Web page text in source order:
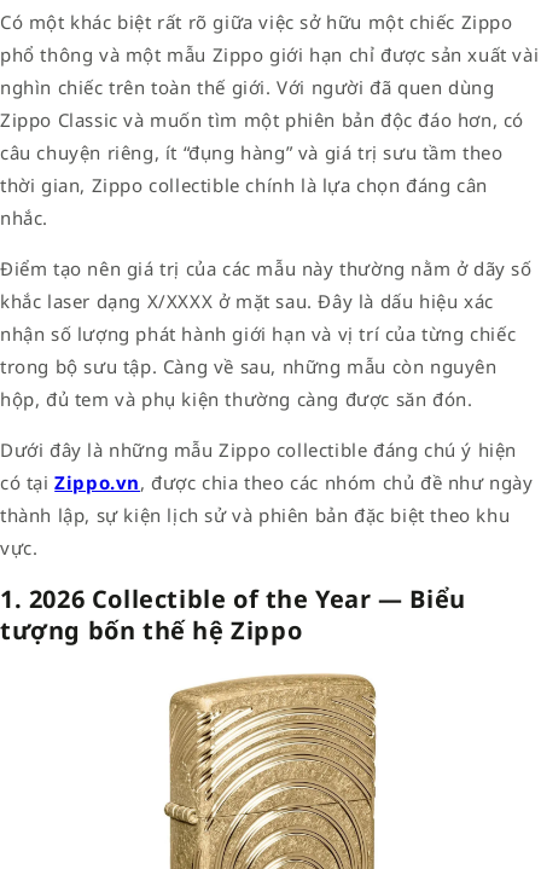
Có một khác biệt rất rõ giữa việc sở hữu một chiếc Zippo
phổ thông và một mẫu Zippo giới hạn chỉ được sản xuất vài
nghìn chiếc trên toàn thế giới. Với người đã quen dùng
Zippo Classic và muốn tìm một phiên bản độc đáo hơn, có
câu chuyện riêng, ít “đụng hàng” và giá trị sưu tầm theo
thời gian, Zippo collectible chính là lựa chọn đáng cân
nhắc.
Điểm tạo nên giá trị của các mẫu này thường nằm ở dãy số
khắc laser dạng X/XXXX ở mặt sau. Đây là dấu hiệu xác
nhận số lượng phát hành giới hạn và vị trí của từng chiếc
trong bộ sưu tập. Càng về sau, những mẫu còn nguyên
hộp, đủ tem và phụ kiện thường càng được săn đón.
Dưới đây là những mẫu Zippo collectible đáng chú ý hiện
có tạiZippo.vn, được chia theo các nhóm chủ đề như ngày
thành lập, sự kiện lịch sử và phiên bản đặc biệt theo khu
vực.
1. 2026 Collectible of the Year — Biểu
tượng bốn thế hệ Zippo